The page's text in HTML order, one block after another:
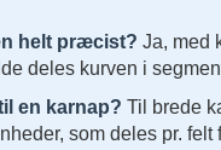
helt præcist? Ja, med
deles kurven i
en karnap? Til brede
som deles pr. felt